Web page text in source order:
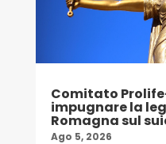
Comitato
impugnare la
Romagna sul
Ago 5, 2026